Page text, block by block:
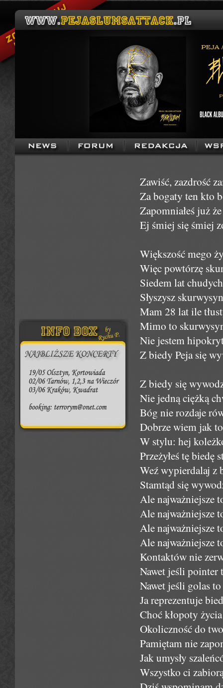
Zawiść, zazdrość
Za bogaty ten kto
Zapomniałeś już
Ej śmiej się śmiej
Większość mego
Więc powtórzę
Siedem lat
Słyszysz
Mam 28 lat ile
Mimo to
Nie jestem
Z biedy Peja się
Z biedy się
Nie jedną ciężką
Bóg nie rozdaje
Dobrze wiem jak
W stylu: hej
Przeżyłeś tę biedę
Weź wypierdalaj z
Stamtąd się
Ale najważniejsze
Ale najważniejsze
Ale najważniejsze
Ale najważniejsze
Kontaktów nie
Nawet jeśli pointer
Nawet jeśli golas
Ja reprezentuje
Choć kłopoty
Okoliczność do
Pamiętam nie
Jak umysły
Wszystko ci